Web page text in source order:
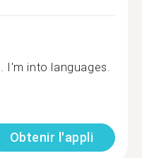
I'm into languages.
Obtenir l'appli